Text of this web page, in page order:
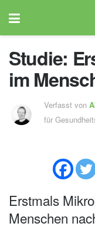
Studie:
im
Verfasst von
für
Erstmals
Menschen